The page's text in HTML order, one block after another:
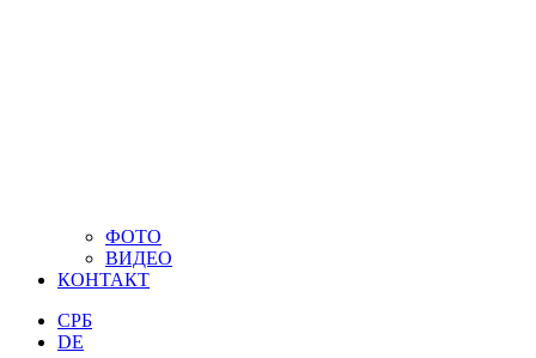
ФОТО
ВИДЕО
КОНТАКТ
СРБ
DE